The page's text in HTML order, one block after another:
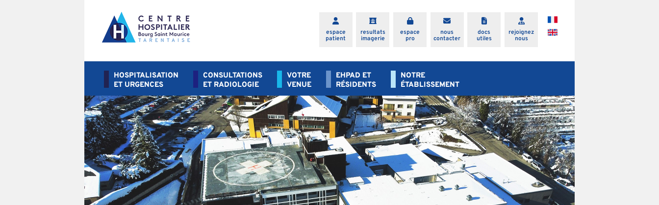
espace
patient
resultats
imagerie
espace
pro
nous
contacter
docs
utiles
rejoignez
nous
HOSPITALISATION
ET URGENCES
CONSULTATIONS
ET RADIOLOGIE
VOTRE
VENUE
EHPAD ET
RÉSIDENTS
NOTRE
ÉTABLISSEMENT